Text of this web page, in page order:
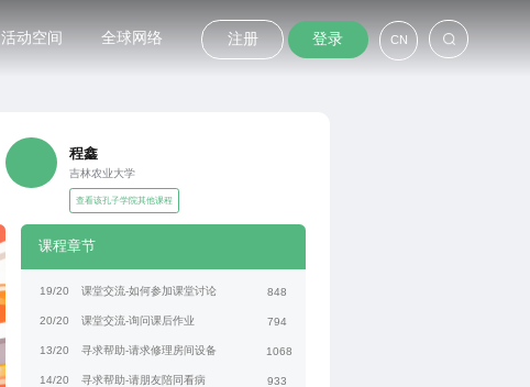
活动空间 全球网络 注册 登录 CN
程鑫
吉林农业大学
查看该孔子学院其他课程
课程章节
19/20 课堂交流-如何参加课堂讨论 848
20/20 课堂交流-询问课后作业 794
13/20 寻求帮助-请求修理房间设备 1068
14/20 寻求帮助-请朋友陪同看病 933